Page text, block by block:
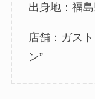
出身地：福
店舗：ガス
ン”